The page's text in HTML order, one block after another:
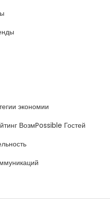
экономии
ВозмPossible Гостей